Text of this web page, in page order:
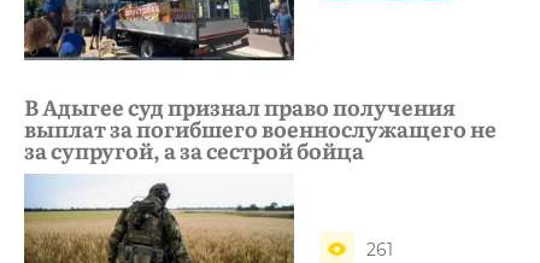
В Адыгее суд признал право получения
выплат за погибшего военнослужащего не
за супругой, а за сестрой бойца
261